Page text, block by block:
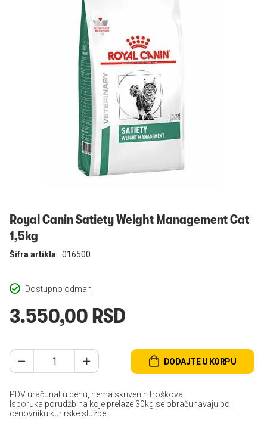
Royal Canin Satiety Weight Management Cat
1,5kg
Dostupno odmah
Šifra artikla 016500
3.550,00 RSD
DODAJTE U KORPU
PDV uračunat u cenu, nema skrivenih troškova.
Isporuka porudžbina koje prelaze 30kg se obračunavaju po
cenovniku kurirske službe.